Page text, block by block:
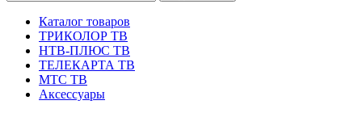
Каталог товаров
ТРИКОЛОР ТВ
НТВ-ПЛЮС ТВ
ТЕЛЕКАРТА ТВ
МТС ТВ
Аксессуары